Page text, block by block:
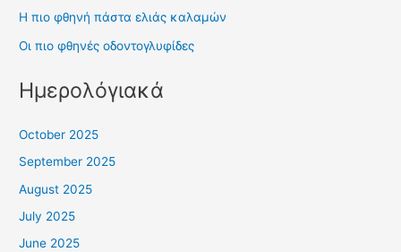
Η πιο φθηνή πάστα ελιάς καλαμών
Οι πιο φθηνές οδοντογλυφίδες
Ημερολόγιακά
October 2025
September 2025
August 2025
July 2025
June 2025